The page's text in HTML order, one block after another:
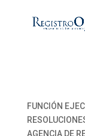
FUNCIÓN
AGENCIA DE